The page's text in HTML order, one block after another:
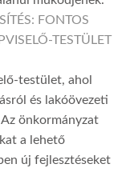
FONTOS
TESTÜLET
testület, ahol
és lakóövezeti
önkormányzat
a lehető
új fejlesztéseket